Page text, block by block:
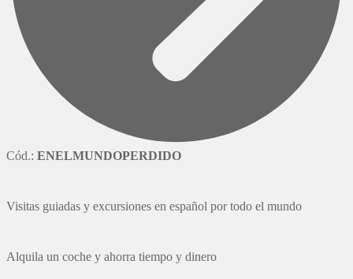
Cód.: ENELMUNDOPERDIDO
Visitas guiadas y excursiones en español por todo el mundo
Alquila un coche y ahorra tiempo y dinero